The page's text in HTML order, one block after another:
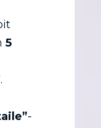
5
.
-